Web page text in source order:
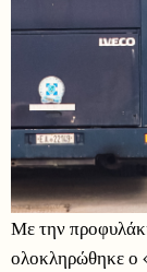
Με την
ολοκληρώθηκε ο